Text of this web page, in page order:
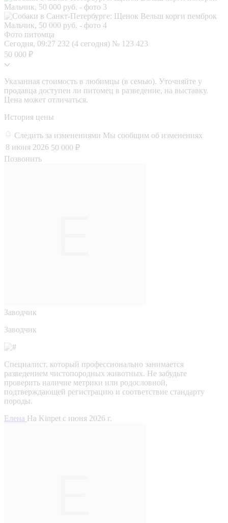
Фото питомца
Сегодня, 09:27 232 (4 сегодня) № 123 423
50 000 ₽
Указанная стоимость в любимцы (в семью). Уточняйте у
продавца доступен ли питомец в разведение, на выставку.
Цена может отличаться.
История цены
Следить за изменениями Мы сообщим об изменениях
8 июня 2026 50 000 ₽
Позвонить
Заводчик
Заводчик
Специалист, который профессионально занимается
разведением чистопородных животных. Не забудьте
проверить наличие метрики или родословной,
подтверждающей регистрацию и соответствие стандарту
породы.
Елена На Kinpet c июня 2026 г.